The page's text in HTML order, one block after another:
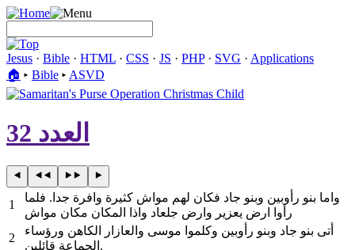
Jesus · Bible · HTML · CSS · JS · PHP· SVG · Applications
🏠︎ ▸ Bible ▸ ASVD
العدد 32
1
واما بنو رأوبين وبنو جاد فكان لهم مواش كثيرة وافرة جدا. فلما
رأوا ارض يعزير وارض جلعاد واذا المكان مكان مواش
2
أتى بنو جاد وبنو رأوبين وكلموا موسى والعازار الكاهن ورؤساء
الجماعة قائلين.